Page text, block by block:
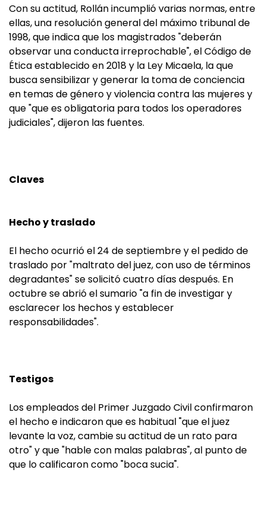
Con su actitud, Rollán incumplió varias normas, entre
ellas, una resolución general del máximo tribunal de
1998, que indica que los magistrados "deberán
observar una conducta irreprochable", el Código de
Ética establecido en 2018 y la Ley Micaela, la que
busca sensibilizar y generar la toma de conciencia
en temas de género y violencia contra las mujeres y
que "que es obligatoria para todos los operadores
judiciales", dijeron las fuentes.
Claves
Hecho y traslado
El hecho ocurrió el 24 de septiembre y el pedido de
traslado por "maltrato del juez, con uso de términos
degradantes" se solicitó cuatro días después. En
octubre se abrió el sumario "a fin de investigar y
esclarecer los hechos y establecer
responsabilidades".
Testigos
Los empleados del Primer Juzgado Civil confirmaron
el hecho e indicaron que es habitual "que el juez
levante la voz, cambie su actitud de un rato para
otro" y que "hable con malas palabras", al punto de
que lo calificaron como "boca sucia".